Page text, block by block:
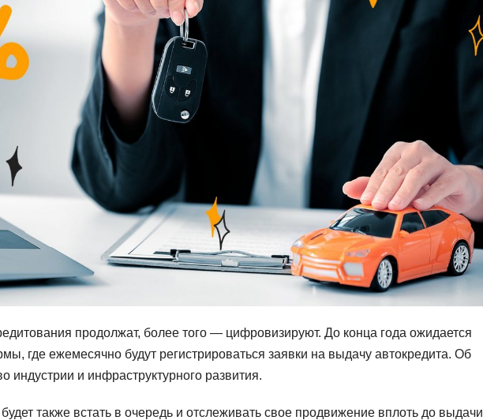
продолжат, более того — цифровизируют. До конца года ожидается
где ежемесячно будут регистрироваться заявки на выдачу автокредита. Об
индустрии и инфраструктурного развития.
также встать в очередь и отслеживать свое продвижение вплоть до выдачи